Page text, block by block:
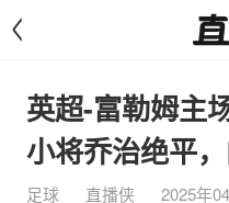
<
英超-富勒姆主
小将乔治绝平
足球 直播侠
2025年